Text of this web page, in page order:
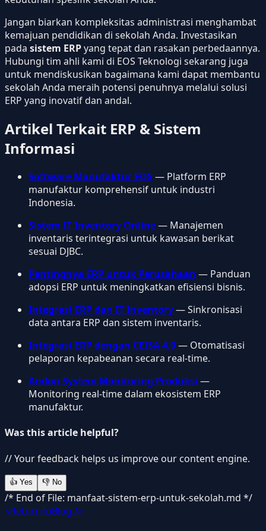
Jangan biarkan kompleksitas administrasi menghambat
kemajuan pendidikan di sekolah Anda. Investasikan
pada sistem ERPyang tepat dan rasakan perbedaannya.
Hubungi tim ahli kami di EOS Teknologi sekarang juga
untuk mendiskusikan bagaimana kami dapat membantu
sekolah Anda meraih potensi penuhnya melalui solusi
ERP yang inovatif dan andal.
Artikel Terkait ERP & Sistem
Informasi
Software Manufaktur EOS— Platform ERP
manufaktur komprehensif untuk industri
Indonesia.
Sistem IT Inventory Online— Manajemen
inventaris terintegrasi untuk kawasan berikat
sesuai DJBC.
Pentingnya ERP untuk Perusahaan — Panduan
adopsi ERP untuk meningkatkan efisiensi bisnis.
Integrasi ERP dan IT Inventory— Sinkronisasi
data antara ERP dan sistem inventaris.
Integrasi ERP dengan CEISA 4.0— Otomatisasi
pelaporan kepabeanan secara real-time.
Andon System Monitoring Produksi —
Monitoring real-time dalam ekosistem ERP
manufaktur.
Was this article helpful?
// Your feedback helps us improve our content engine.
👍 Yes 👎 No
/* End of File: manfaat-sistem-erp-untuk-sekolah.md */
<ReturnToBlog />